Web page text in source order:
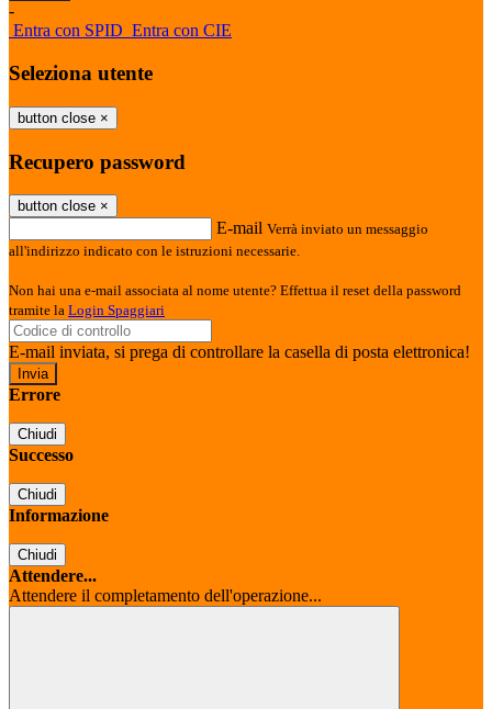
-
Entra con SPID Entra con CIE
Seleziona utente
button close ×
Recupero password
button close ×
E-mail Verrà inviato un messaggio
all'indirizzo indicato con le istruzioni necessarie.
Non hai una e-mail associata al nome utente? Effettua il reset della password
tramite la Login Spaggiari
E-mail inviata, si prega di controllare la casella di posta elettronica!
Errore
Chiudi
Successo
Chiudi
Informazione
Chiudi
Attendere...
Attendere il completamento dell'operazione...